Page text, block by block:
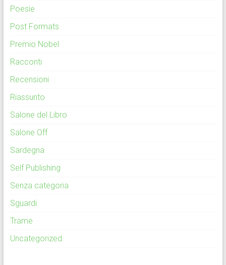
Poesie
Post Formats
Premio Nobel
Racconti
Recensioni
Riassunto
Salone del Libro
Salone Off
Sardegna
Self Publishing
Senza categoria
Sguardi
Trame
Uncategorized